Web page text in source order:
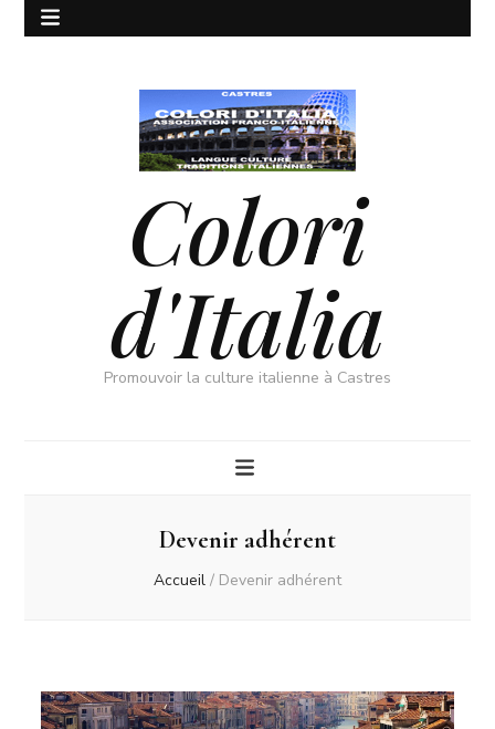
Colori
d'Italia
Promouvoir la culture italienne à Castres
Devenir adhérent
Accueil / Devenir adhérent